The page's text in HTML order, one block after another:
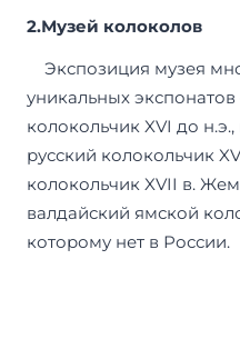
2.Музей колоколов
Экспозиция музея
уникальных
колокольчик XVI до
русский колокольчик
колокольчик XVII в.
валдайский ямской
которому нет в России.